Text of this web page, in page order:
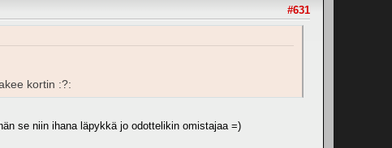
#631
kortin :?:
se niin ihana läpykkä jo odottelikin omistajaa =)